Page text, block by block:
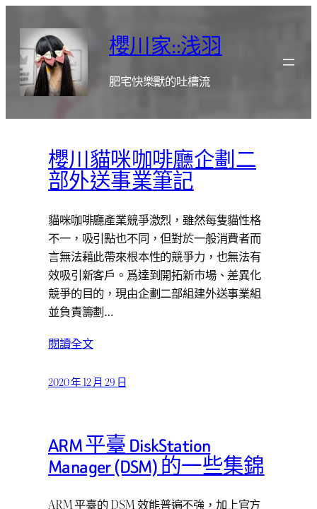
櫻川家::浅羽
肥宅快樂獸的吐槽流
櫻川貓咪咖啡廳企劃二
部外送事業筆記
貓咪咖啡廳產業競爭激烈，雖然每隻貓性格
不一，吸引點也不同，但對於一般消費者而
言無法藉此帶來根本性的競爭力，也無法有
效吸引新客戶。爲達到開拓新市場、差異化
競爭的目的，現由企劃二部組建外送事業組
並負責籌劃…
閱讀全文
2020 年 12 月 29 日
ARM 平臺 DiskStation
Manager (DSM) 的一些集錦
ARM 平臺的 DSM 效能普遍不強，加上官方